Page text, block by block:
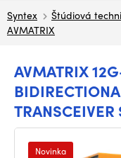
Syntex Štúdiová
AVMATRIX
AVMATRIX
Novinka